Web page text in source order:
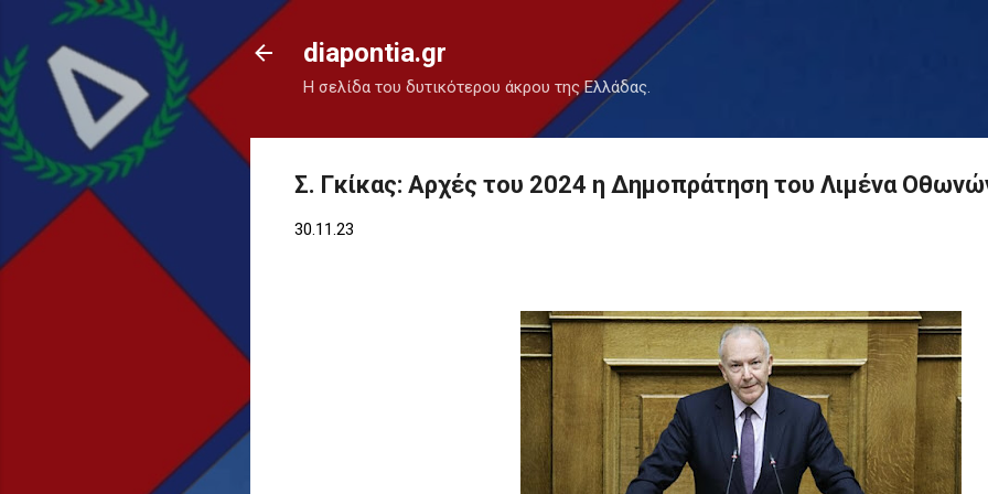
Μετάβαση στο κύριο περιεχόμενο
diapontia.gr
Η σελίδα του δυτικότερου άκρου της Ελλάδας.
Σ. Γκίκας: Αρχές του 2024 η Δημοπράτηση του Λιμένα
30.11.23